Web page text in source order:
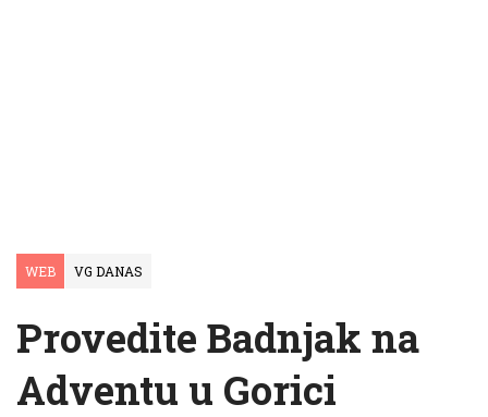
WEB VG DANAS
Provedite Badnjak na
Adventu u Gorici